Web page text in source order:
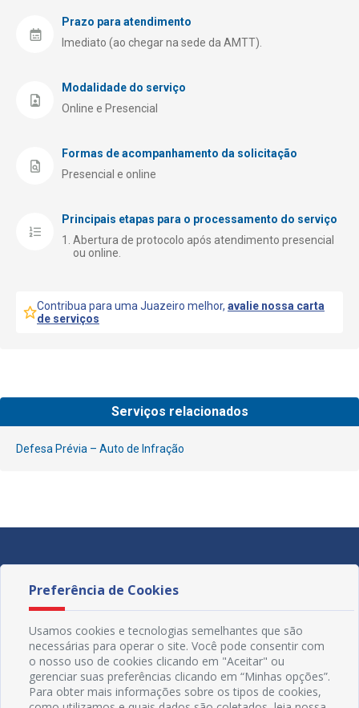
Prazo para atendimento
Imediato (ao chegar na sede da AMTT).
Modalidade do serviço
Online e Presencial
Formas de acompanhamento da solicitação
Presencial e online
Principais etapas para o processamento do serviço
Abertura de protocolo após atendimento presencial
ou online.
Contribua para uma Juazeiro melhor, avalie nossa carta
de serviços
Serviços relacionados
Defesa Prévia – Auto de Infração
Preferência de Cookies
Usamos cookies e tecnologias semelhantes que são
necessárias para operar o site. Você pode consentir com
o nosso uso de cookies clicando em "Aceitar" ou
gerenciar suas preferências clicando em “Minhas opções”.
Para obter mais informações sobre os tipos de cookies,